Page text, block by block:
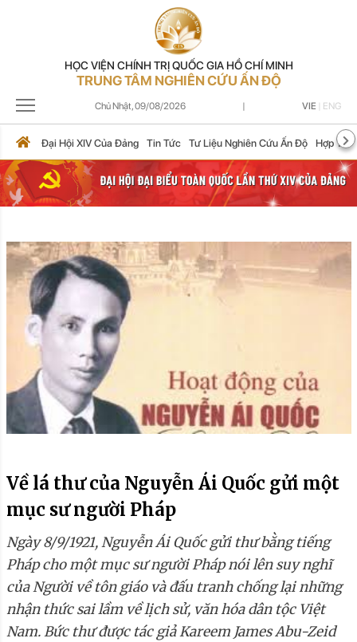
HỌC VIỆN CHÍNH TRỊ QUỐC GIA HỒ CHÍ MINH
TRUNG TÂM NGHIÊN CỨU ẤN ĐỘ
Chủ Nhật,09/08/2026 | VIE ENG
Đại Hội XIV Của Đảng Tin Tức Tư Liệu Nghiên Cứu Ấn Độ Hợp Tác
Về lá thư của Nguyễn Ái Quốc gửi một
mục sư người Pháp
Ngày 8/9/1921, Nguyễn Ái Quốc gửi thư bằng tiếng
Pháp cho một mục sư người Pháp nói lên suy nghĩ
của Người về tôn giáo và đấu tranh chống lại những
nhận thức sai lầm về lịch sử, văn hóa dân tộc Việt
Nam. Bức thư được tác giả Kareem James Abu-Zeid